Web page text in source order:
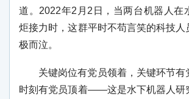
道。2022年2月2日，当两台机器人在
炬接力时，这群平时不苟言笑的科技人
极而泣。
关键岗位有党员领着，关键环节有
时刻有党员顶着——这是水下机器人研